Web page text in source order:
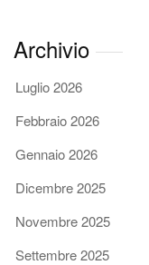
Archivio
Luglio 2026
Febbraio 2026
Gennaio 2026
Dicembre 2025
Novembre 2025
Settembre 2025